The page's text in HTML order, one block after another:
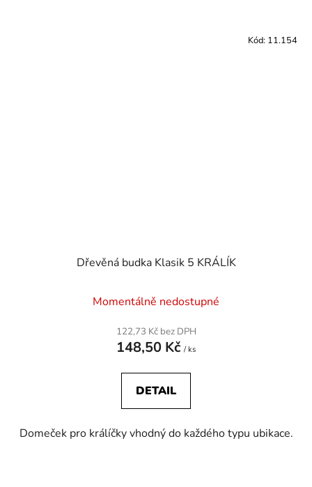
Dřevěná budka Klasik 5 KRÁLÍK
Momentálně nedostupné
122,73 Kč bez DPH
148,50 Kč / ks
DETAIL
Domeček pro králíčky vhodný do každého typu ubikace.
Kód: 11.154